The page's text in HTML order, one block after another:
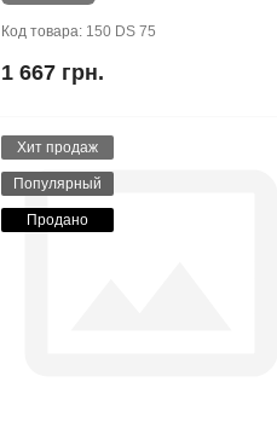
Код товара: 150 DS 75
1 667 грн.
Хит продаж
Популярный
Продано